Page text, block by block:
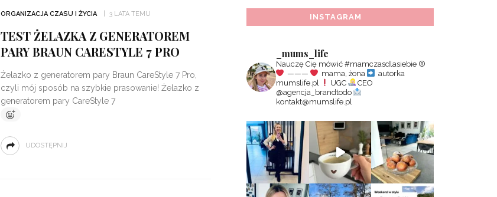
ORGANIZACJA CZASU I ŻYCIA 3 LATA TEMU
TEST ŻELAZKA Z GENERATOREM
PARY BRAUN CARESTYLE 7 PRO
Żelazko z generatorem pary Braun CareStyle 7 Pro,
czyli mój sposób na szybkie prasowanie! Żelazko z
generatorem pary CareStyle 7
UDOSTĘPNIJ
INSTAGRAM
_mums_life
Nauczę Cię mówić #mamczasdlasiebie ®️
———
mama, żona
autorka
mumslife.pl
UGC
CEO
@agencja_brandtodo
kontakt@mumslife.pl